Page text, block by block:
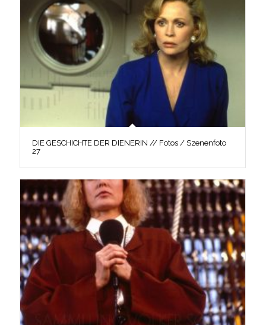
DIE GESCHICHTE DER DIENERIN // Fotos / Szenenfoto
27